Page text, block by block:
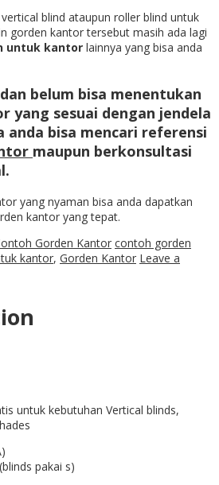
blind ataupun roller blind untuk
gorden kantor tersebut masih ada lagi
untuk kantor lainnya yang bisa anda
belum bisa menentukan
yang sesuai dengan jendela
anda bisa mencari referensi
maupun berkonsultasi
yang nyaman bisa anda dapatkan
kantor yang tepat.
Gorden Kantor contoh gorden
kantor, Gorden Kantor Leave a
untuk kebutuhan Vertical blinds,
(blinds pakai s)